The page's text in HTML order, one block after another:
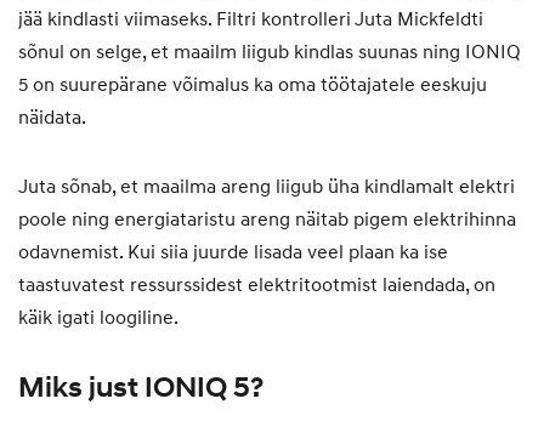
jää kindlasti viimaseks. Filtri kontrolleri Juta Mickfeldti
sõnul on selge, et maailm liigub kindlas suunas ning IONIQ
5 on suurepärane võimalus ka oma töötajatele eeskuju
näidata.
Juta sõnab, et maailma areng liigub üha kindlamalt elektri
poole ning energiataristu areng näitab pigem elektrihinna
odavnemist. Kui siia juurde lisada veel plaan ka ise
taastuvatest ressurssidest elektritootmist laiendada, on
käik igati loogiline.
Miks just IONIQ 5?